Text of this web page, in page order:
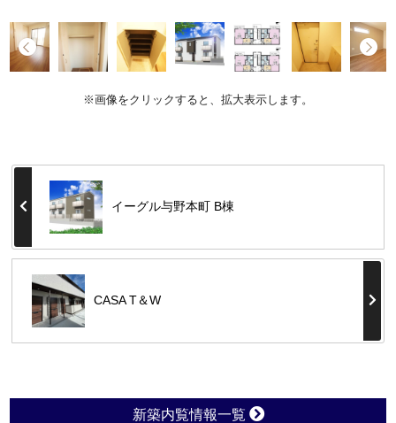
※画像をクリックすると、拡大表示します。
イーグル与野本町 B棟
CASA T＆W
新築内覧情報一覧